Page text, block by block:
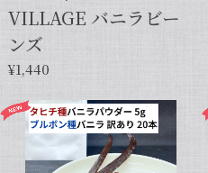
VILLAGE バニラビー
ンズ
¥1,440